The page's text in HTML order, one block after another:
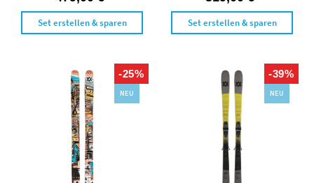
Set erstellen & sparen Set erstellen & sparen
-25%
NEU
-39%
NEU